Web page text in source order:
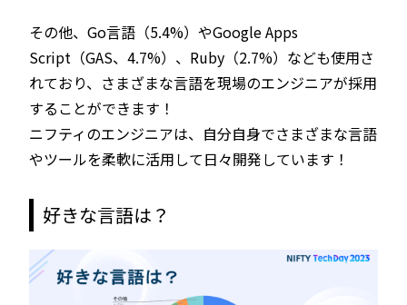
その他、Go言語（5.4%）やGoogle Apps
Script（GAS、4.7%）、Ruby（2.7%）なども使用さ
れており、さまざまな言語を現場のエンジニアが採用
することができます！
ニフティのエンジニアは、自分自身でさまざまな言語
やツールを柔軟に活用して日々開発しています！
好きな言語は？